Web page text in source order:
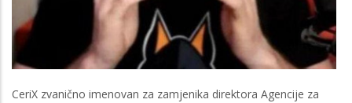
CeriX zvanično imenovan za zamjenika direktora Agencije za